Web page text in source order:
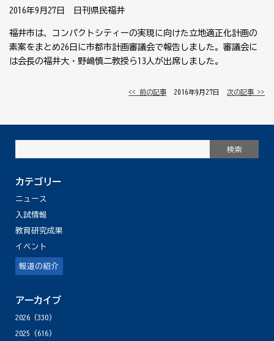
2016年9月27日 日刊県民福井
福井市は、コンパクトシティーの実現に向けた立地適正化計画の
素案をまとめ26日に市都市計画審議会で報告しました。審議会に
は会長の福井大・野嶋慎二教授ら13人が出席しました。
<< 前の記事 │ 2016年9月27日 │次の記事 >>
カテゴリー
ニュース
入試情報
教育研究成果
イベント
報道の紹介
アーカイブ
2026(330)
2025 (616)